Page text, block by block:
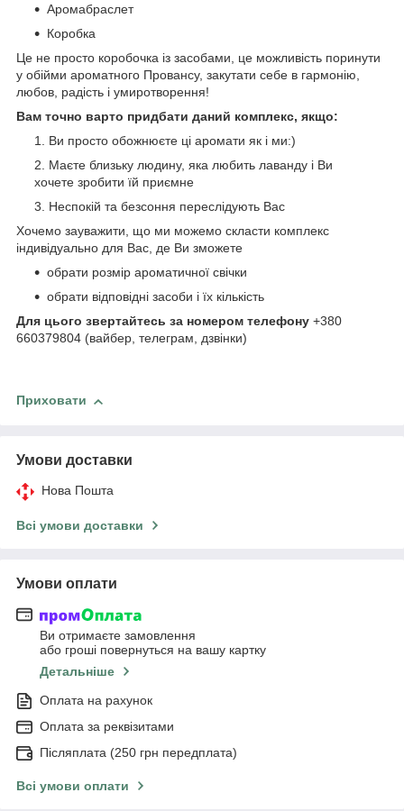
Аромабраслет
Коробка
Це не просто коробочка із засобами, це можливість поринути
у обійми ароматного Провансу, закутати себе в гармонію,
любов, радість і умиротворення!
Вам точно варто придбати даний комплекс, якщо:
Ви просто обожнюєте ці аромати як і ми:)
Маєте близьку людину, яка любить лаванду і Ви
хочете зробити їй приємне
Неспокій та безсоння переслідують Вас
Хочемо зауважити, що ми можемо скласти комплекс
індивідуально для Вас, де Ви зможете
обрати розмір ароматичної свічки
обрати відповідні засоби і їх кількість
Для цього звертайтесь за номером телефону +380
660379804 (вайбер, телеграм, дзвінки)
Приховати
Умови доставки
Нова Пошта
Всі умови доставки
Умови оплати
Ви отримаєте замовлення
або гроші повернуться на вашу картку
Детальніше
Оплата на рахунок
Оплата за реквізитами
Післяплата (250 грн передплата)
Всі умови оплати